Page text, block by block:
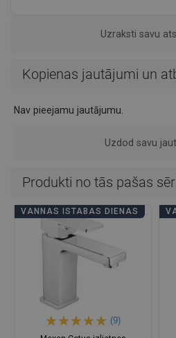
Uzraksti savu
Kopienas jautājumi un
Nav pieejamu jautājumu.
Uzdod savu
Produkti no tās pašas
VANNAS ISTABAS DIENAS
(9)